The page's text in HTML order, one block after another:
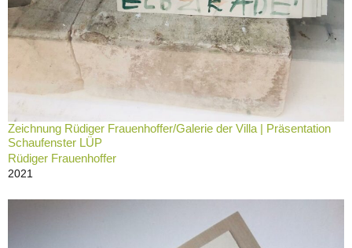
Zeichnung Rüdiger Frauenhoffer/Galerie der Villa | Präsentation
Schaufenster LÜP
Rüdiger Frauenhoffer
2021